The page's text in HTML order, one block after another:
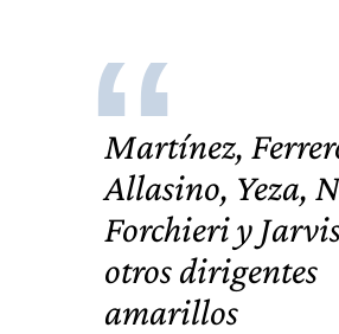
Martínez,
Allasino, Yeza,
Forchieri y
otros dirigentes
amarillos